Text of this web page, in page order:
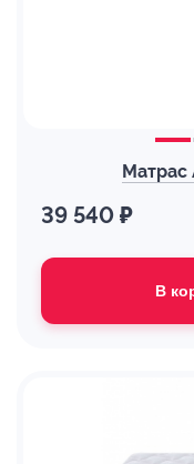
Матрас
39 540 ₽
В